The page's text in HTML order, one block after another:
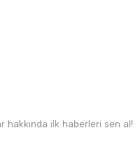
hakkında ilk haberleri sen al!